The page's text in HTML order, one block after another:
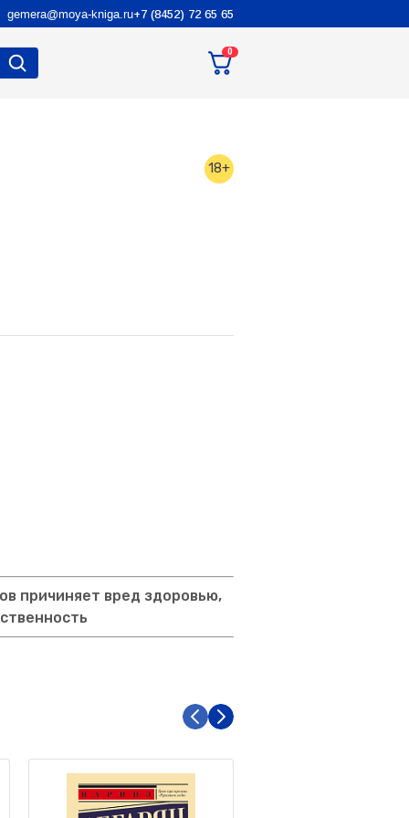
gemera@moya-kniga.ru+7 (8452) 72 65 65
0
18+
причиняет вред здоровью,